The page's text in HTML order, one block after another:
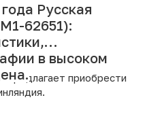
Русская
62651):
в высоком
предлагает приобрести